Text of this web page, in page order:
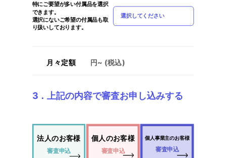
特にご要望が多い付属品を選択
できます。
選択にないご希望の付属品も取
り扱いしております。
選択してください
月々定額 円~ (税込)
3．上記の内容で審査お申し込みする
法人のお客様
審査申込
個人のお客様
審査申込
個人事業主のお客様
審査申込